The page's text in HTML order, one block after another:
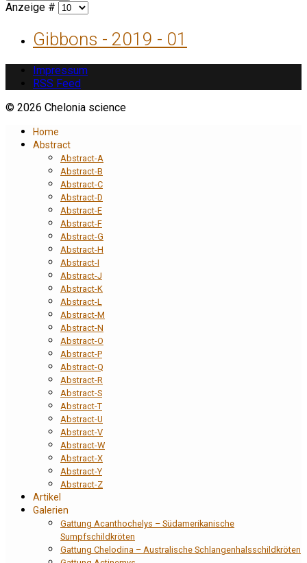
Anzeige #
Gibbons - 2019 - 01
Impressum
RSS Feed
© 2026 Chelonia science
Home
Abstract
Abstract-A
Abstract-B
Abstract-C
Abstract-D
Abstract-E
Abstract-F
Abstract-G
Abstract-H
Abstract-I
Abstract-J
Abstract-K
Abstract-L
Abstract-M
Abstract-N
Abstract-O
Abstract-P
Abstract-Q
Abstract-R
Abstract-S
Abstract-T
Abstract-U
Abstract-V
Abstract-W
Abstract-X
Abstract-Y
Abstract-Z
Artikel
Galerien
Gattung Acanthochelys – Südamerikanische
Sumpfschildkröten
Gattung Chelodina – Australische Schlangenhalsschildkröten